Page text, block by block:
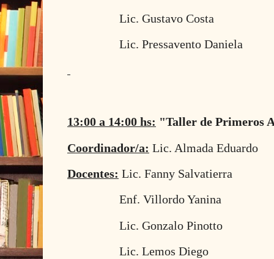
Lic. Gustavo Costa
Lic. Pressavento Daniela
13:00 a 14:00 hs: "Taller de Primeros
Coordinador/a: Lic. Almada Eduardo
Docentes: Lic. Fanny Salvatierra
Enf. Villordo Yanina
Lic. Gonzalo Pinotto
Lic. Lemos Diego